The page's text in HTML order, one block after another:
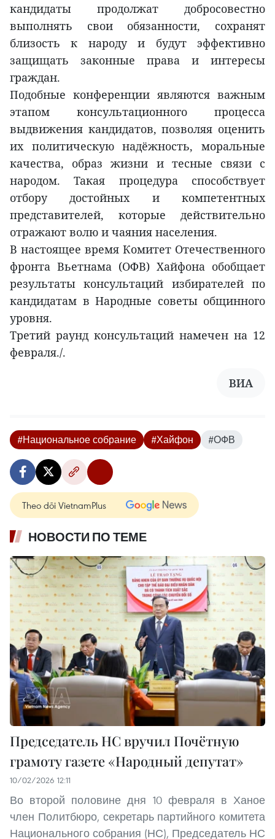
кандидаты продолжат добросовестно
выполнять свои обязанности, сохранят
близость к народу и будут эффективно
защищать законные права и интересы
граждан.
Подобные конференции являются важным
этапом консультационного процесса
выдвижения кандидатов, позволяя оценить
их политическую надёжность, моральные
качества, образ жизни и тесные связи с
народом. Такая процедура способствует
отбору достойных и компетентных
представителей, которые действительно
отражают волю и чаяния населения.
В настоящее время Комитет Отечественного
фронта Вьетнама (ОФВ) Хайфона обобщает
результаты консультаций избирателей по
кандидатам в Народные советы общинного
уровня.
Третий раунд консультаций намечен на 12
февраля./.
ВИА
#Национальное собрание #Хайфон #ОФВ
Theo dõi VietnamPlus
НОВОСТИ ПО ТЕМЕ
Председатель НС вручил Почётную
грамоту газете «Народный депутат»
10/02/2026 12:11
Во второй половине дня 10 февраля в Ханое
член Политбюро, секретарь партийного комитета
Национального собрания (НС), Председатель НС